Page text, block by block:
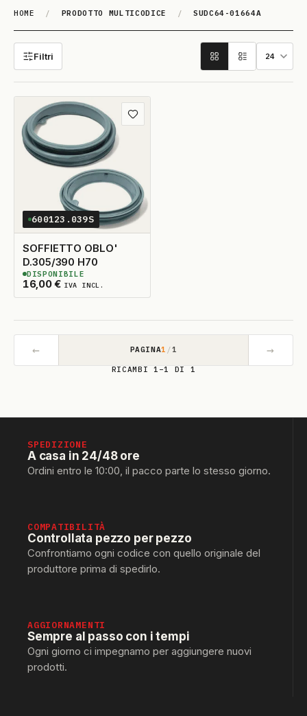
HOME / PRODOTTO MULTICODICE / SUDC64-01664A
SUDC64-01664A
Filtri
Aggiungi ai preferiti
600123.039S
SOFFIETTO OBLO'
D.305/390 H70
16,00€ IVA INCL.
5DISPONIBILI
DISPONIBILE
← PAGINA1 /1 →
RICAMBI 1–1 DI 1
SPEDIZIONE
A casa in 24/48 ore
Ordini entro le 10:00, il pacco parte lo stesso giorno.
COMPATIBILITÀ
Controllata pezzo per pezzo
Confrontiamo ogni codice con quello originale del
produttore prima di spedirlo.
AGGIORNAMENTI
Sempre al passo con i tempi
Ogni giorno ci impegnamo per aggiungere nuovi
prodotti.